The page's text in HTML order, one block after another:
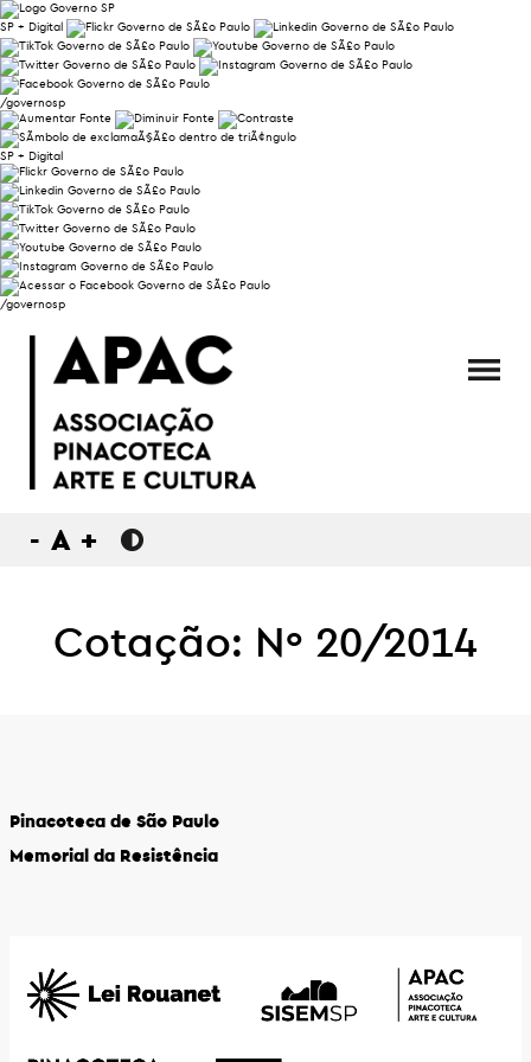
SP + Digital
/governosp
SP + Digital
/governosp
- A +
Cotação: Nº 20/2014
Pinacoteca de São Paulo
Memorial da Resistência